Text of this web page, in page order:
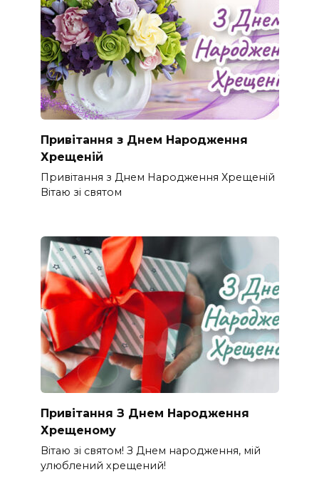
Привітання з Днем Народження
Хрещеній
Привітання з Днем Народження Хрещеній
Вітаю зі святом
Привітання З Днем Народження
Хрещеному
Вітаю зі святом! З Днем народження, мій
улюблений хрещений!